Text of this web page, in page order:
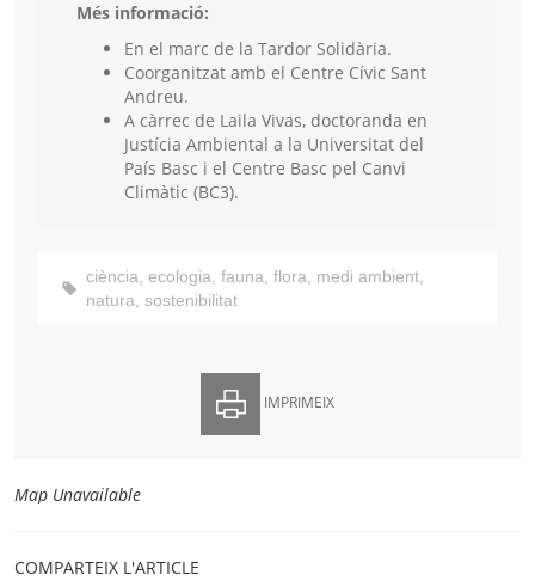
Més informació:
En el marc de la Tardor Solidària.
Coorganitzat amb el Centre Cívic Sant
Andreu.
A càrrec de Laila Vivas, doctoranda en
Justícia Ambiental a la Universitat del
País Basc i el Centre Basc pel Canvi
Climàtic (BC3).
ciència, ecologia, fauna, flora, medi ambient,
natura, sostenibilitat
IMPRIMEIX
Map Unavailable
COMPARTEIX L'ARTICLE